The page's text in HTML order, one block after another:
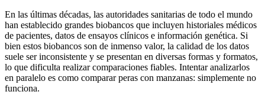
En las últimas décadas, las autoridades sanitarias de todo el mundo
han establecido grandes biobancos que incluyen historiales médicos
de pacientes, datos de ensayos clínicos e información genética. Si
bien estos biobancos son de inmenso valor, la calidad de los datos
suele ser inconsistente y se presentan en diversas formas y formatos,
lo que dificulta realizar comparaciones fiables. Intentar analizarlos
en paralelo es como comparar peras con manzanas: simplemente no
funciona.